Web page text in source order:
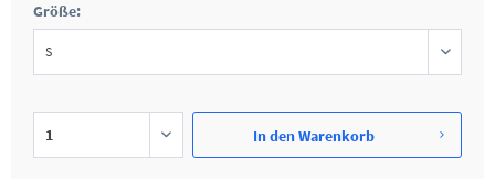
Größe:
In denWarenkorb